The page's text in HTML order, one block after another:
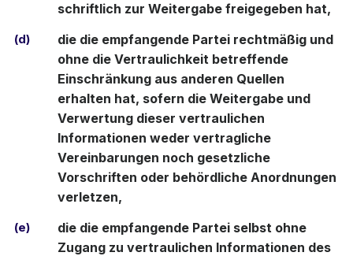
schriftlich zur Weitergabe freigegeben hat,
(d)
die die empfangende Partei rechtmäßig und
ohne die Vertraulichkeit betreffende
Einschränkung aus anderen Quellen
erhalten hat, sofern die Weitergabe und
Verwertung dieser vertraulichen
Informationen weder vertragliche
Vereinbarungen noch gesetzliche
Vorschriften oder behördliche Anordnungen
verletzen,
(e)
die die empfangende Partei selbst ohne
Zugang zu vertraulichen Informationen des